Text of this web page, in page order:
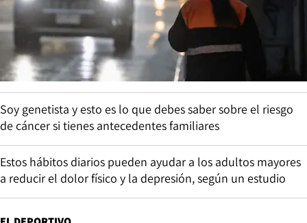
Soy genetista y esto es lo que debes saber sobre el riesgo
de cáncer si tienes antecedentes familiares
Estos hábitos diarios pueden ayudar a los adultos mayores
a reducir el dolor físico y la depresión, según un estudio